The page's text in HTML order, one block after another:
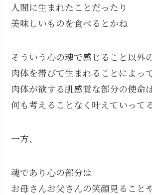
人間に生まれたことだったり
美味しいものを食べるとかね
そういう心の魂で感じること以外
肉体を帯びて生まれることによっ
肉体が欲する肌感覚な部分の使命
何も考えることなく叶えていって
一方、
魂であり心の部分は
お母さんお父さんの笑顔見ること